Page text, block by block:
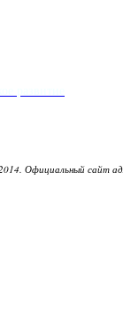
Официальный сайт